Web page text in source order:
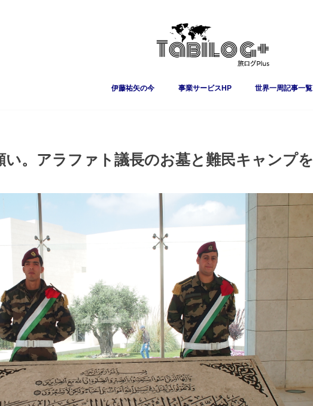
伊藤祐矢の今 事業サービスHP 世界一周記事一覧
い。アラファト議長のお墓と難民キャンプを